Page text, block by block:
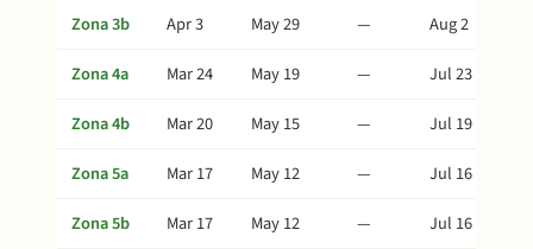
Zona 3b
Apr 3 May 29 —
Aug 2
Zona 4a
Mar 24 May 19 —
Jul 23
Zona 4b
Mar 20 May 15 —
Jul 19
Zona 5a
Mar 17 May 12 —
Jul 16
Zona 5b
Mar 17 May 12 —
Jul 16